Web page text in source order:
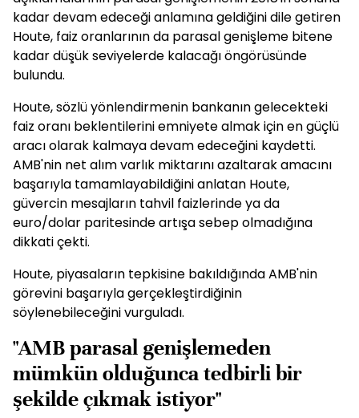
kadar devam edeceği anlamına geldiğini dile getiren
Houte, faiz oranlarının da parasal genişleme bitene
kadar düşük seviyelerde kalacağı öngörüsünde
bulundu.
Houte, sözlü yönlendirmenin bankanın gelecekteki
faiz oranı beklentilerini emniyete almak için en güçlü
aracı olarak kalmaya devam edeceğini kaydetti.
AMB'nin net alım varlık miktarını azaltarak amacını
başarıyla tamamlayabildiğini anlatan Houte,
güvercin mesajların tahvil faizlerinde ya da
euro/dolar paritesinde artışa sebep olmadığına
dikkati çekti.
Houte, piyasaların tepkisine bakıldığında AMB'nin
görevini başarıyla gerçekleştirdiğinin
söylenebileceğini vurguladı.
"AMB parasal genişlemeden
mümkün olduğunca tedbirli bir
şekilde çıkmak istiyor"